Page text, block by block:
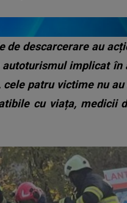
de descarcerare au
implicat
patru victime nu
cu viața, medicii